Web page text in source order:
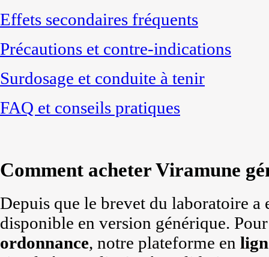
Effets secondaires fréquents
Précautions et contre-indications
Surdosage et conduite à tenir
FAQ et conseils pratiques
Comment acheter Viramune
Depuis que le brevet du laboratoire
disponible en version générique.
ordonnance, notre plateforme en